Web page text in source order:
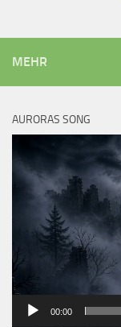
MEHR
AURORAS SONG
Player
00:00